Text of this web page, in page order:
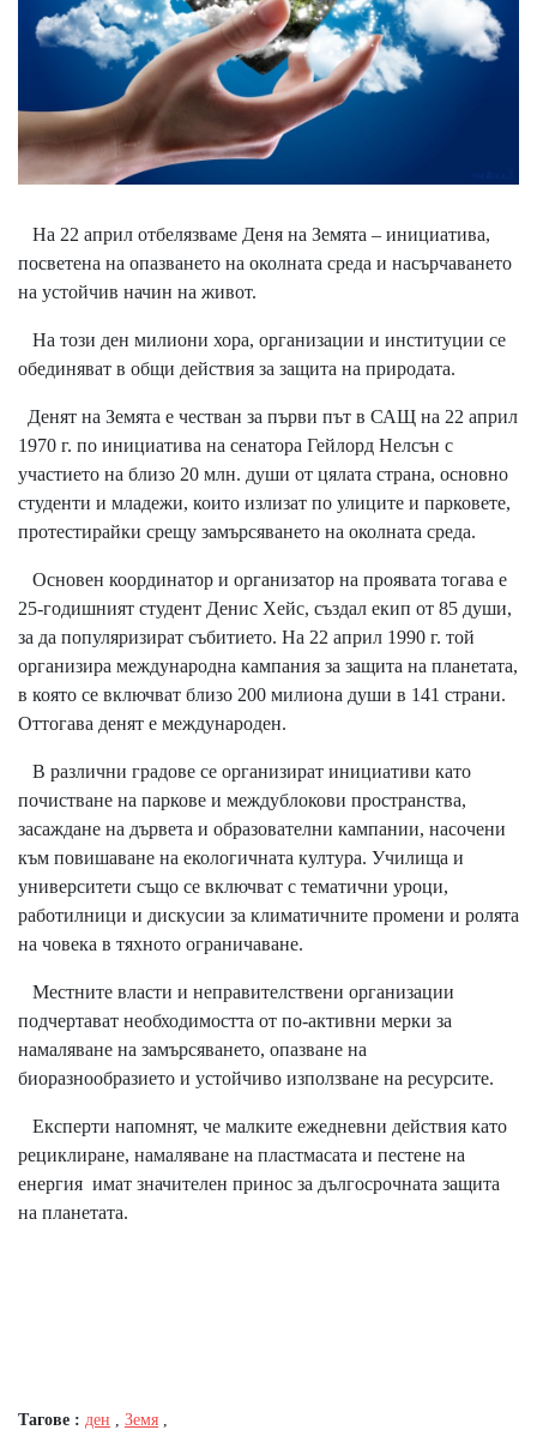
На 22 април отбелязваме Деня на Земята – инициатива,
посветена на опазването на околната среда и насърчаването
на устойчив начин на живот.
На този ден милиони хора, организации и институции се
обединяват в общи действия за защита на природата.
Денят на Земята е честван за първи път в САЩ на 22 април
1970 г. по инициатива на сенатора Гейлорд Нелсън с
участието на близо 20 млн. души от цялата страна, основно
студенти и младежи, които излизат по улиците и парковете,
протестирайки срещу замърсяването на околната среда.
Основен координатор и организатор на проявата тогава е
25-годишният студент Денис Хейс, създал екип от 85 души,
за да популяризират събитието. На 22 април 1990 г. той
организира международна кампания за защита на планетата,
в която се включват близо 200 милиона души в 141 страни.
Оттогава денят е международен.
В различни градове се организират инициативи като
почистване на паркове и междублокови пространства,
засаждане на дървета и образователни кампании, насочени
към повишаване на екологичната култура. Училища и
университети също се включват с тематични уроци,
работилници и дискусии за климатичните промени и ролята
на човека в тяхното ограничаване.
Местните власти и неправителствени организации
подчертават необходимостта от по-активни мерки за
намаляване на замърсяването, опазване на
биоразнообразието и устойчиво използване на ресурсите.
Експерти напомнят, че малките ежедневни действия като
рециклиране, намаляване на пластмасата и пестене на
енергия имат значителен принос за дългосрочната защита
на планетата.
Тагове : ден Земя